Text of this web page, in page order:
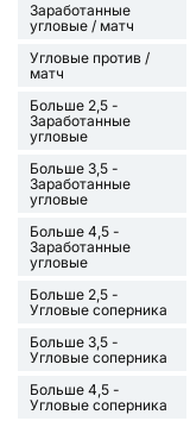
Заработанные
угловые / матч
Угловые против /
матч
Больше 2,5 -
Заработанные
угловые
Больше 3,5 -
Заработанные
угловые
Больше 4,5 -
Заработанные
угловые
Больше 2,5 -
Угловые соперника
Больше 3,5 -
Угловые соперника
Больше 4,5 -
Угловые соперника